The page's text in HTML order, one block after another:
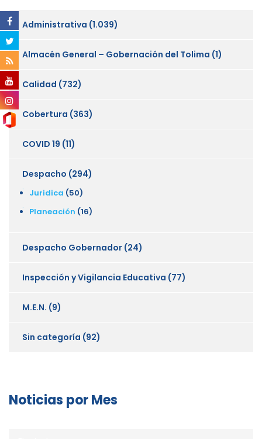
Administrativa (1.039)
Almacén General – Gobernación del Tolima (1)
Calidad (732)
Cobertura (363)
COVID 19 (11)
Despacho (294)
Juridica (50)
Planeación (16)
Despacho Gobernador (24)
Inspección y Vigilancia Educativa (77)
M.E.N. (9)
Sin categoría (92)
Noticias por Mes